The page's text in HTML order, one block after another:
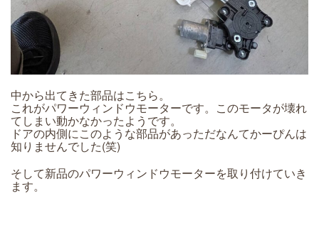
中から出てきた部品はこちら。
これがパワーウィンドウモーターです。このモータが壊れ
てしまい動かなかったようです。
ドアの内側にこのような部品があっただなんてかーぴんは
知りませんでした(笑)
そして新品のパワーウィンドウモーターを取り付けていき
ます。